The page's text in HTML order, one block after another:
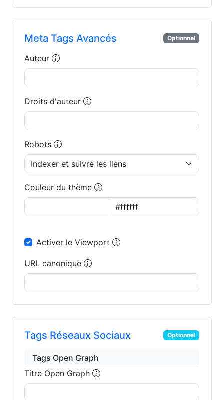
Meta Tags Avancés Optionnel
Auteur
Droits d'auteur
Robots
Couleur du thème
Activer le Viewport
URL canonique
Tags Réseaux Sociaux Optionnel
Tags Open Graph
Titre Open Graph